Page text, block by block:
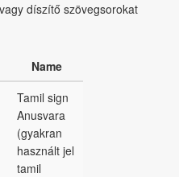
díszítő szövegsorokat
Name
Tamil sign
Anusvara
(gyakran
használt jel
tamil